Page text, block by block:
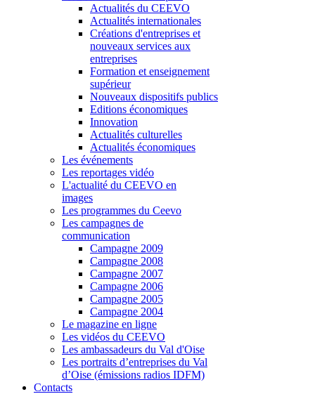
Actualités du CEEVO
Actualités internationales
Créations d'entreprises et
nouveaux services aux
entreprises
Formation et enseignement
supérieur
Nouveaux dispositifs publics
Editions économiques
Innovation
Actualités culturelles
Actualités économiques
Les événements
Les reportages vidéo
L'actualité du CEEVO en
images
Les programmes du Ceevo
Les campagnes de
communication
Campagne 2009
Campagne 2008
Campagne 2007
Campagne 2006
Campagne 2005
Campagne 2004
Le magazine en ligne
Les vidéos du CEEVO
Les ambassadeurs du Val d'Oise
Les portraits d’entreprises du Val
d’Oise (émissions radios IDFM)
Contacts